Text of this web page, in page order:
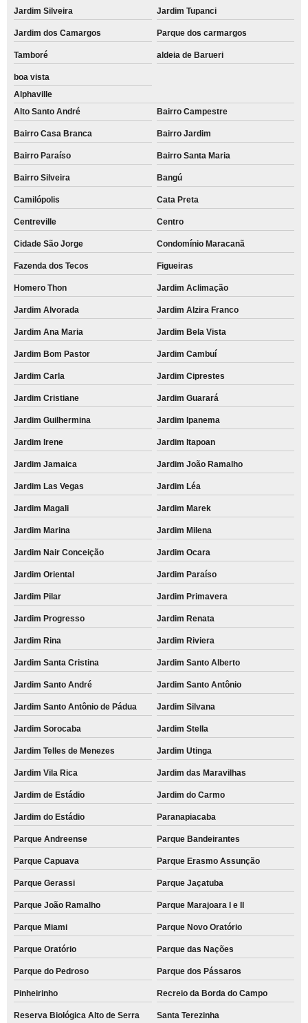
Jardim Silveira Jardim Tupanci
Jardim dos Camargos Parque dos carmargos
Tamboré aldeia de Barueri
boa vista
Alphaville
Alto Santo André
Bairro Campestre
Bairro Casa Branca Bairro Jardim
Bairro Paraíso Bairro Santa Maria
Bairro Silveira Bangú
Camilópolis Cata Preta
Centreville Centro
Cidade São Jorge Condomínio Maracanã
Fazenda dos Tecos Figueiras
Homero Thon Jardim Aclimação
Jardim Alvorada Jardim Alzira Franco
Jardim Ana Maria Jardim Bela Vista
Jardim Bom Pastor Jardim Cambuí
Jardim Carla Jardim Ciprestes
Jardim Cristiane Jardim Guarará
Jardim Guilhermina Jardim Ipanema
Jardim Irene Jardim Itapoan
Jardim Jamaica Jardim João Ramalho
Jardim Las Vegas Jardim Léa
Jardim Magali Jardim Marek
Jardim Marina Jardim Milena
Jardim Nair Conceição Jardim Ocara
Jardim Oriental Jardim Paraíso
Jardim Pilar Jardim Primavera
Jardim Progresso Jardim Renata
Jardim Rina Jardim Riviera
Jardim Santa Cristina Jardim Santo Alberto
Jardim Santo André Jardim Santo Antônio
Jardim Santo Antônio de Pádua Jardim Silvana
Jardim Sorocaba Jardim Stella
Jardim Telles de Menezes Jardim Utinga
Jardim Vila Rica Jardim das Maravilhas
Jardim de Estádio Jardim do Carmo
Jardim do Estádio Paranapiacaba
Parque Andreense Parque Bandeirantes
Parque Capuava Parque Erasmo Assunção
Parque Gerassi Parque Jaçatuba
Parque João Ramalho Parque Marajoara I e II
Parque Miami Parque Novo Oratório
Parque Oratório Parque das Nações
Parque do Pedroso Parque dos Pássaros
Pinheirinho Recreio da Borda do Campo
Reserva Biológica Alto de Serra Santa Terezinha